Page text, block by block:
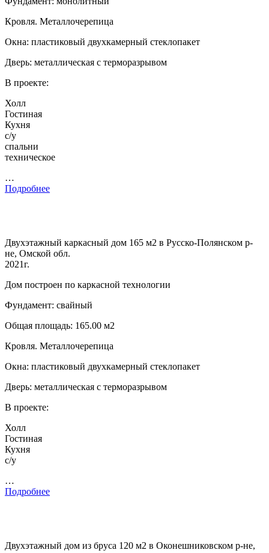
Кровля. Металлочерепица
Окна: пластиковый двухкамерный стеклопакет
Дверь: металлическая с терморазрывом
В проекте:
Холл
Гостиная
Кухня
с/у
спальни
техническое
…
Подробнее
Двухэтажный каркасный дом 165 м2 в Русско-Полянском р-
не, Омской обл.
2021г.
Дом построен по каркасной технологии
Фундамент: свайный
Общая площадь: 165.00 м2
Кровля. Металлочерепица
Окна: пластиковый двухкамерный стеклопакет
Дверь: металлическая с терморазрывом
В проекте:
Холл
Гостиная
Кухня
с/у
…
Подробнее
Двухэтажный дом из бруса 120 м2 в Оконешниковском р-не,